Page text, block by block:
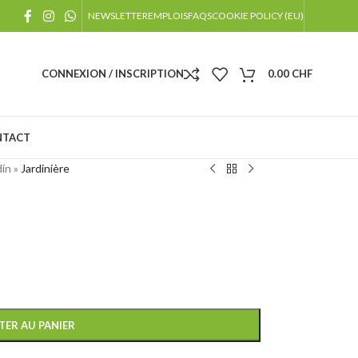
NEWSLETTEREMPLOISFAQSCOOKIE POLICY (EU)
CONNEXION / INSCRIPTION 0.00 CHF
» Jardinière
AU PANIER